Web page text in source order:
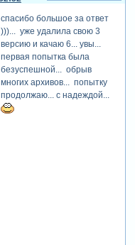
спасибо большое за ответ
)))... уже удалила свою 3
версию и качаю 6... увы...
первая попытка была
безуспешной... обрыв
многих архивов... попытку
продолжаю... с надеждой...